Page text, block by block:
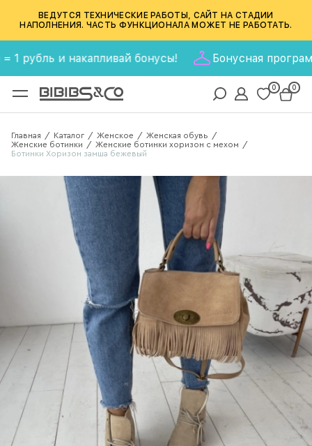
ВЕДУТСЯ ТЕХНИЧЕСКИЕ РАБОТЫ, САЙТ НА СТАДИИ
НАПОЛНЕНИЯ. ЧАСТЬ ФУНКЦИОНАЛА МОЖЕТ НЕ РАБОТАТЬ.
и накапливай бонусы! Бонусная программа
0 0
Главная / Каталог / Женское / Женская обувь /
Женские ботинки / Женские ботинки хоризон с мехом /
Ботинки Хоризон замша бежевый